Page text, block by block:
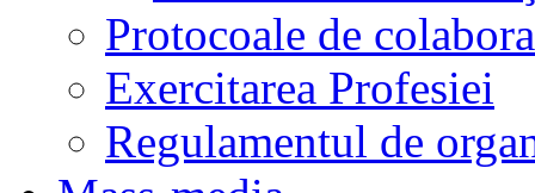
Protocoale de
Exercitarea Profesiei
Regulamentul de